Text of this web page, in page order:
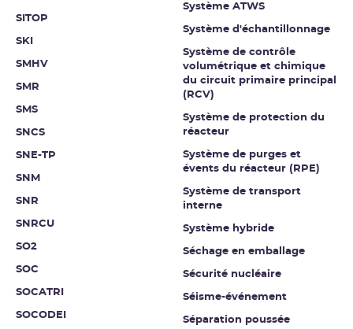
SITOP
SKI
SMHV
SMR
SMS
SNCS
SNE-TP
SNM
SNR
SNRCU
SO2
SOC
SOCATRI
SOCODEI
Système ATWS
Système d'échantillonnage
Système de contrôle
volumétrique et chimique
du circuit primaire principal
(RCV)
Système de protection du
réacteur
Système de purges et
évents du réacteur (RPE)
Système de transport
interne
Système hybride
Séchage en emballage
Sécurité nucléaire
Séisme-événement
Séparation poussée